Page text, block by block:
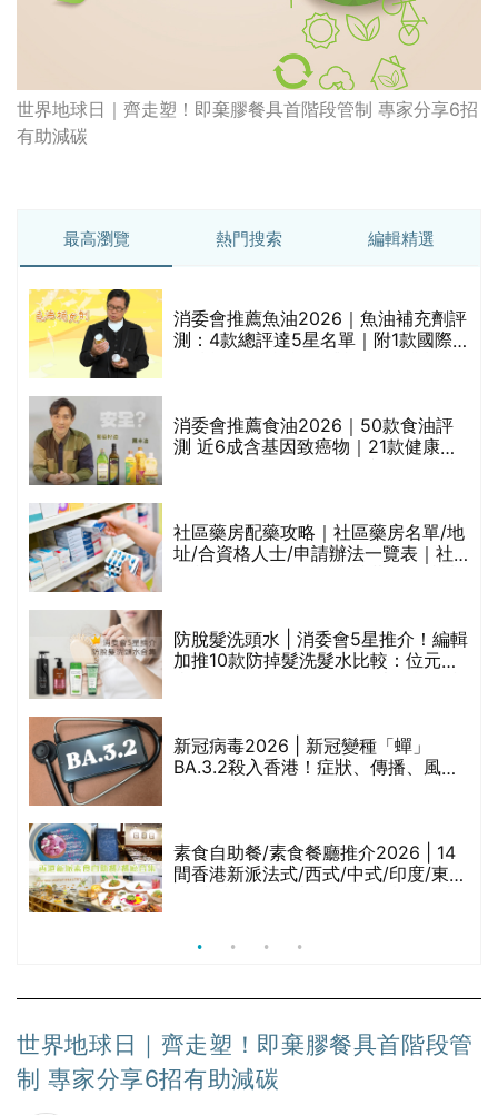
世界地球日｜齊走塑！即棄膠餐具首階段管制 專家分享6招
有助減碳
最高瀏覽 熱門搜索 編輯精選
消委會推薦魚油2026｜魚油補充劑評
測：4款總評達5星名單｜附1款國際
消委會推薦食油2026｜50款食油評
測 近6成含基因致癌物｜21款健康煮
社區藥房配藥攻略｜社區藥房名單/地
址/合資格人士/申請辦法一覽表｜社
防脫髮洗頭水 | 消委會5星推介！編輯
加推10款防掉髮洗髮水比較：位元
新冠病毒2026 | 新冠變種「蟬」
BA.3.2殺入香港！症狀、傳播、風險
素食自助餐/素食餐廳推介2026 | 14
間香港新派法式/西式/中式/印度/東南
世界地球日｜齊走塑！即棄膠餐具首階段管
制 專家分享6招有助減碳